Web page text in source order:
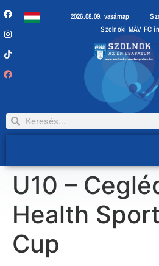
2026.08.09. vasárnap
Szolnoki MÁV FC
U10 –
Health
Cup